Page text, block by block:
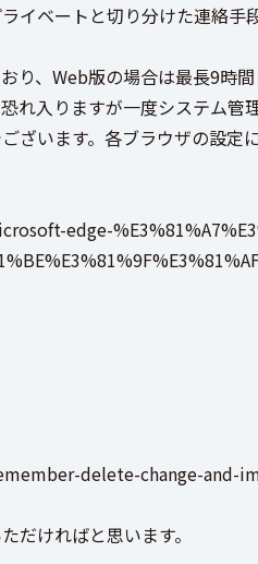
イベートと切り分けた連絡
り、Web版の場合は最長9時
れ入りますが一度システム
います。各ブラウザの設定
edge-
delete-change-and-
だければと思います。